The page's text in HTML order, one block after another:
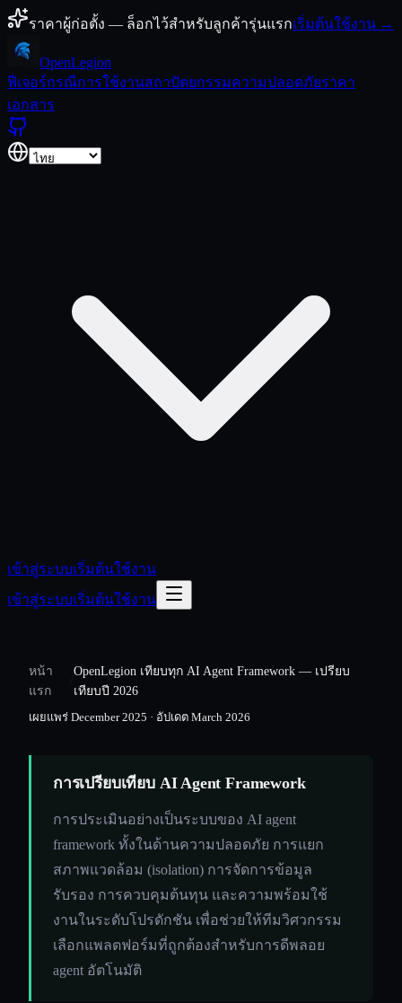
ข้ามไปยังเนื้อหา
ราคาผู้ก่อตั้ง — ล็อกไว้สำหรับลูกค้ารุ่นแรกเริ่มต้นใช้งาน →
OpenLegion
ฟีเจอร์กรณีการใช้งานสถาปัตยกรรมความปลอดภัยราคา
เอกสาร
เข้าสู่ระบบเริ่มต้นใช้งาน
เข้าสู่ระบบเริ่มต้นใช้งาน
หน้า
แรก
/
OpenLegion เทียบทุก AI Agent Framework — เปรียบ
เทียบปี 2026
เผยแพร่ December 2025 · อัปเดต March 2026
การเปรียบเทียบ AI Agent Framework
การประเมินอย่างเป็นระบบของ AI agent
framework ทั้งในด้านความปลอดภัย การแยก
สภาพแวดล้อม (isolation) การจัดการข้อมูล
รับรอง การควบคุมต้นทุน และความพร้อมใช้
งานในระดับโปรดักชัน เพื่อช่วยให้ทีมวิศวกรรม
เลือกแพลตฟอร์มที่ถูกต้องสำหรับการดีพลอย
agent อัตโนมัติ